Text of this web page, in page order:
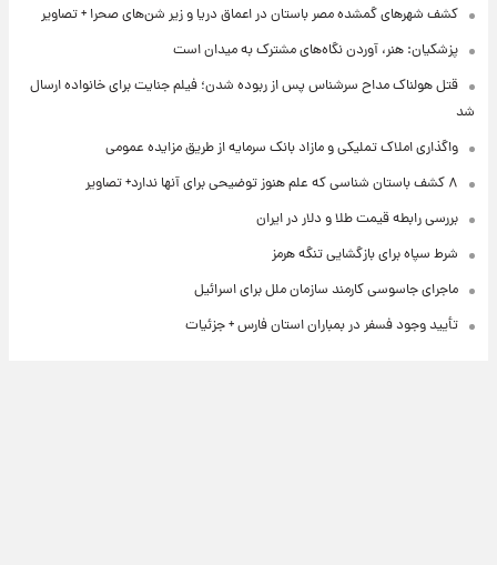
کشف شهرهای گمشده مصر باستان در اعماق دریا و زیر شن‌های صحرا + تصاویر
پزشکیان: هنر، آوردن نگاه‌های مشترک به میدان است
قتل هولناک مداح سرشناس پس از ربوده شدن؛ فیلم جنایت برای خانواده ارسال
شد
واگذاری املاک تملیکی و مازاد بانک سرمایه از طریق مزایده عمومی
۸ کشف باستان شناسی که علم هنوز توضیحی برای آنها ندارد+ تصاویر
بررسی رابطه قیمت طلا و دلار در ایران
شرط سپاه برای بازگشایی تنگه هرمز
ماجرای جاسوسی کارمند سازمان ملل برای اسرائیل
تأیید وجود فسفر در بمباران استان فارس + جزئیات